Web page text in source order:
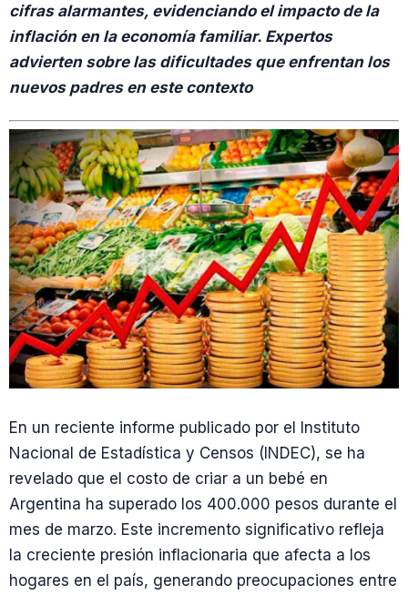
cifras alarmantes, evidenciando el impacto de la
inflación en la economía familiar. Expertos
advierten sobre las dificultades que enfrentan los
nuevos padres en este contexto
En un reciente informe publicado por el Instituto
Nacional de Estadística y Censos (INDEC), se ha
revelado que el costo de criar a un bebé en
Argentina ha superado los 400.000 pesos durante el
mes de marzo. Este incremento significativo refleja
la creciente presión inflacionaria que afecta a los
hogares en el país, generando preocupaciones entre